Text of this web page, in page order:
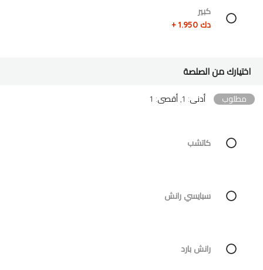
كبير
دك 1.950 +
اختيارك من الصلصة
مطلوب أدنى: 1, أقصى: 1
كاتشب
سبايسي رانش
رانش بارد